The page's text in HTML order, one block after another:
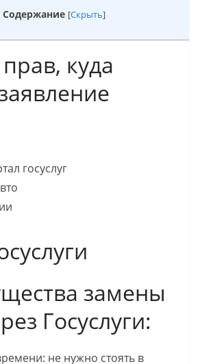
Содержание [Скрыть]
куда
госуслуг
замены
Госуслуги:
не нужно стоять в